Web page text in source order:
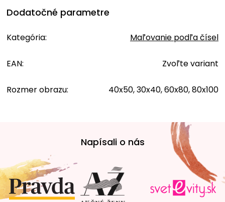
Dodatočné parametre
Kategória: Maľovanie podľa čísel
EAN: Zvoľte variant
Rozmer obrazu: 40x50, 30x40, 60x80, 80x100
t
i
e
Napísali o nás